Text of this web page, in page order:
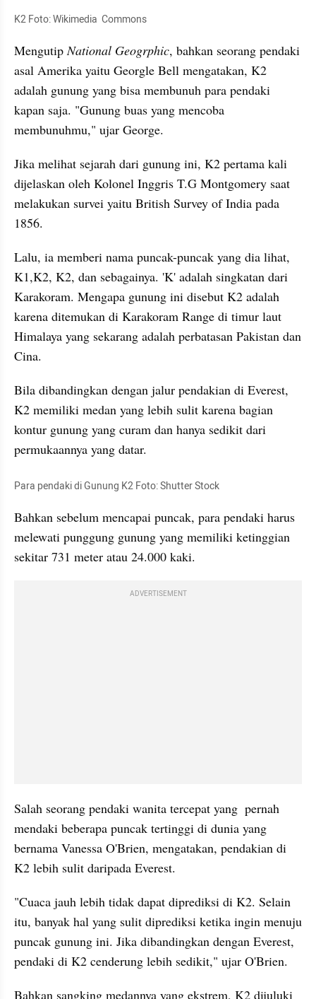
K2 Foto: Wikimedia  Commons
Mengutip National Geogrphic, bahkan seorang pendaki
asal Amerika yaitu Georgle Bell mengatakan, K2
adalah gunung yang bisa membunuh para pendaki
kapan saja. "Gunung buas yang mencoba
membunuhmu," ujar George.
Jika melihat sejarah dari gunung ini, K2 pertama kali
dijelaskan oleh Kolonel Inggris T.G Montgomery saat
melakukan survei yaitu British Survey of India pada
1856.
Lalu, ia memberi nama puncak-puncak yang dia lihat,
K1,K2, K2, dan sebagainya. 'K' adalah singkatan dari
Karakoram. Mengapa gunung ini disebut K2 adalah
karena ditemukan di Karakoram Range di timur laut
Himalaya yang sekarang adalah perbatasan Pakistan dan
Cina.
Bila dibandingkan dengan jalur pendakian di Everest,
K2 memiliki medan yang lebih sulit karena bagian
kontur gunung yang curam dan hanya sedikit dari
permukaannya yang datar.
Para pendaki di Gunung K2 Foto: Shutter Stock
Bahkan sebelum mencapai puncak, para pendaki harus
melewati punggung gunung yang memiliki ketinggian
sekitar 731 meter atau 24.000 kaki.
ADVERTISEMENT
Salah seorang pendaki wanita tercepat yang  pernah
mendaki beberapa puncak tertinggi di dunia yang
bernama Vanessa O'Brien, mengatakan, pendakian di
K2 lebih sulit daripada Everest.
"Cuaca jauh lebih tidak dapat diprediksi di K2. Selain
itu, banyak hal yang sulit diprediksi ketika ingin menuju
puncak gunung ini. Jika dibandingkan dengan Everest,
pendaki di K2 cenderung lebih sedikit," ujar O'Brien.
Bahkan sangking medannya yang ekstrem, K2 dijuluki